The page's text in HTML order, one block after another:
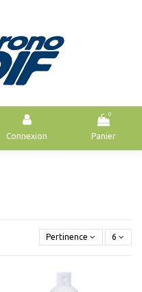
Connexion
0
Panier
Pertinence 6